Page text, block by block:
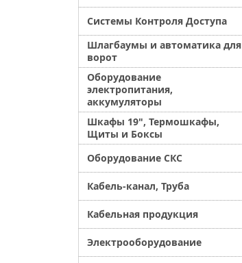
Системы Контроля Доступа
Шлагбаумы и автоматика для
ворот
Оборудование
электропитания,
аккумуляторы
Шкафы 19", Термошкафы,
Щиты и Боксы
Оборудование СКС
Кабель-канал, Труба
Кабельная продукция
Электрооборудование